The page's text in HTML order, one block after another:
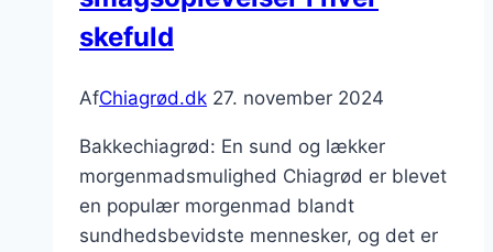
skefuld
AfChiagrød.dk 27. november 2024
Bakkechiagrød: En sund og lækker
morgenmadsmulighed Chiagrød er blevet
en populær morgenmad blandt
sundhedsbevidste mennesker, og det er